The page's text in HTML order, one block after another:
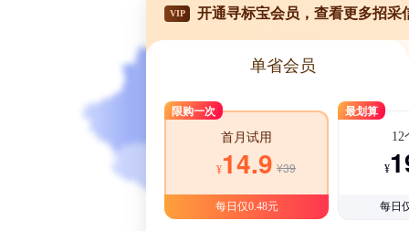
VIP 开通寻标宝会员，查看更多招采
单省会员
限购一次
首月试用
¥14.9 ¥39
每日仅0.48元
最划算
12
¥
每日